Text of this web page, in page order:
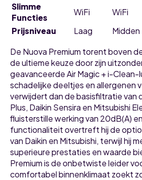
Slimme
Functies
WiFi WiFi
Prijsniveau
Laag Midden
De Nuova Premium torent boven
de ultieme keuze door zijn
geavanceerde Air Magic + i-
schadelijke deeltjes en allergenen
verwijdert dan de basisfiltratie van
Plus, Daikin Sensira en Mitsubishi
fluisterstille werking van 20dB(A)
functionaliteit overtreft hij de
van Daikin en Mitsubishi, terwijl hij
superieure prestaties en waarde
Premium is de onbetwiste leider
comfortabel binnenklimaat zoekt